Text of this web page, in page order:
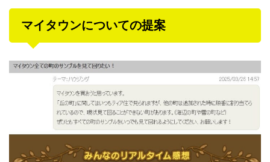
マイタウンについての提案